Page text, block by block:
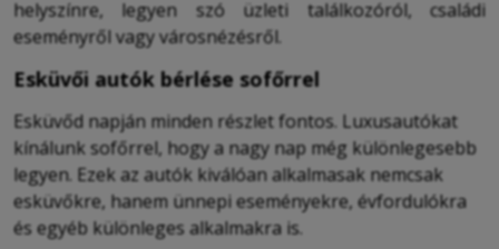
helyszínre, legyen szó üzleti találkozóról, családi
eseményről vagy városnézésről.
Esküvői autók bérlése sofőrrel
Esküvőd napján minden részlet fontos. Luxusautókat
kínálunk sofőrrel, hogy a nagy nap még különlegesebb
legyen. Ezek az autók kiválóan alkalmasak nemcsak
esküvőkre, hanem ünnepi eseményekre, évfordulókra
és egyéb különleges alkalmakra is.